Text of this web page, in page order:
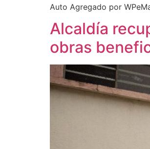
Auto Agregado por
Alcaldía
obras